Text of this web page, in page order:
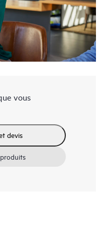
vous
devis